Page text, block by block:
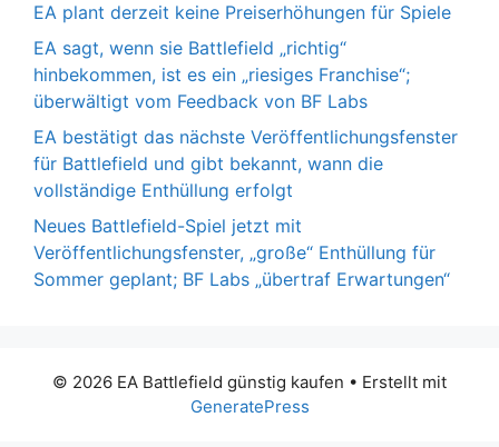
EA plant derzeit keine Preiserhöhungen für Spiele
EA sagt, wenn sie Battlefield „richtig“
hinbekommen, ist es ein „riesiges Franchise“;
überwältigt vom Feedback von BF Labs
EA bestätigt das nächste Veröffentlichungsfenster
für Battlefield und gibt bekannt, wann die
vollständige Enthüllung erfolgt
Neues Battlefield-Spiel jetzt mit
Veröffentlichungsfenster, „große“ Enthüllung für
Sommer geplant; BF Labs „übertraf Erwartungen“
© 2026 EA Battlefield günstig kaufen • Erstellt mit
GeneratePress